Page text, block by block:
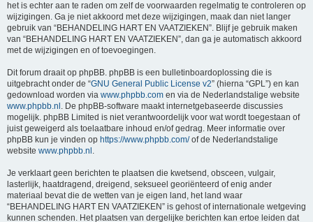
het is echter aan te raden om zelf de voorwaarden regelmatig te controleren op
wijzigingen. Ga je niet akkoord met deze wijzigingen, maak dan niet langer
gebruik van “BEHANDELING HART EN VAATZIEKEN”. Blijf je gebruik maken
van “BEHANDELING HART EN VAATZIEKEN”, dan ga je automatisch akkoord
met de wijzigingen en of toevoegingen.
Dit forum draait op phpBB. phpBB is een bulletinboardoplossing die is
uitgebracht onder de “GNU General Public License v2” (hierna “GPL”) en kan
gedownload worden via www.phpbb.com en via de Nederlandstalige website
www.phpbb.nl . De phpBB-software maakt internetgebaseerde discussies
mogelijk. phpBB Limited is niet verantwoordelijk voor wat wordt toegestaan of
juist geweigerd als toelaatbare inhoud en/of gedrag. Meer informatie over
phpBB kun je vinden op https://www.phpbb.com/of de Nederlandstalige
website www.phpbb.nl .
Je verklaart geen berichten te plaatsen die kwetsend, obsceen, vulgair,
lasterlijk, haatdragend, dreigend, seksueel georiënteerd of enig ander
materiaal bevat die de wetten van je eigen land, het land waar
“BEHANDELING HART EN VAATZIEKEN” is gehost of internationale wetgeving
kunnen schenden. Het plaatsen van dergelijke berichten kan ertoe leiden dat